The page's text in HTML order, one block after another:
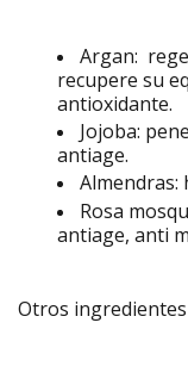
Argan:
recupere su
antioxidante.
Jojoba:
antiage.
Rosa
antiage, anti
Otros